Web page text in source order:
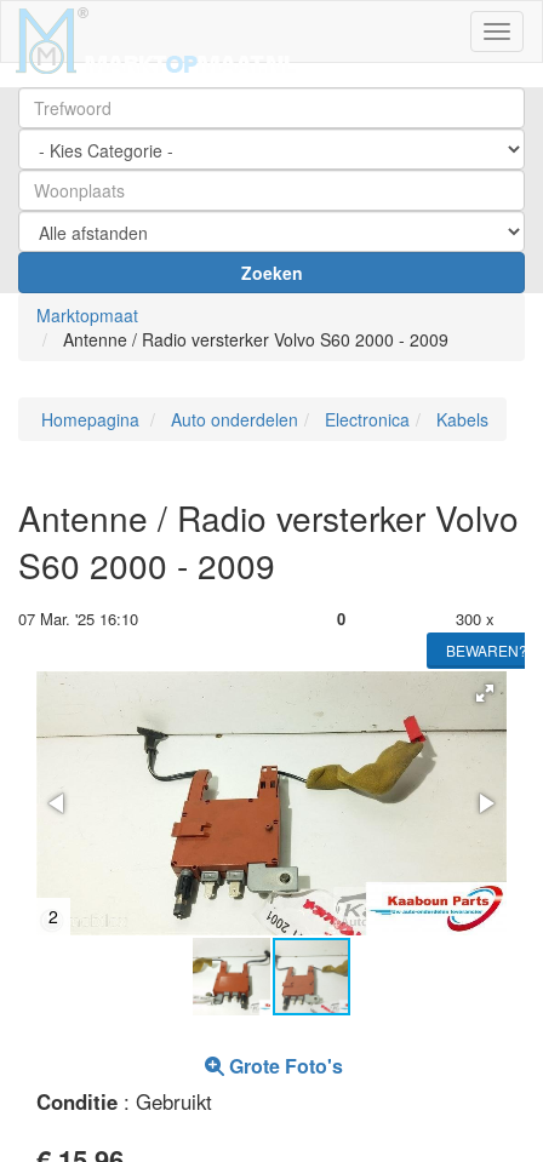
Zoeken
Marktopmaat
Antenne / Radio versterker Volvo S60 2000 - 2009
Homepagina Auto onderdelen Electronica Kabels
Antenne / Radio versterker Volvo
S60 2000 - 2009
07 Mar. '25 16:10 0 300 x
BEWAREN?
2
Grote Foto's
Conditie : Gebruikt